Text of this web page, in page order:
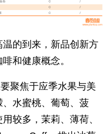
的到来，新品创新方
和健康概念。
聚焦于应季水果与美
水蜜桃、葡萄、菠
较多，茉莉、薄荷、